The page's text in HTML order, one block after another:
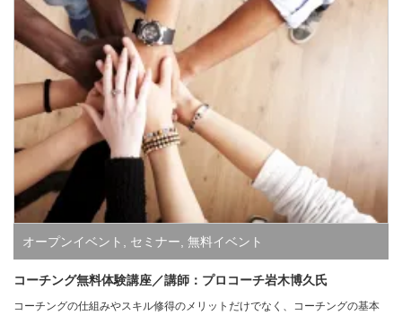
オープンイベント , セミナー, 無料イベント
コーチング無料体験講座／講師：プロコーチ岩木博久氏
コーチングの仕組みやスキル修得のメリットだけでなく、コーチングの基本